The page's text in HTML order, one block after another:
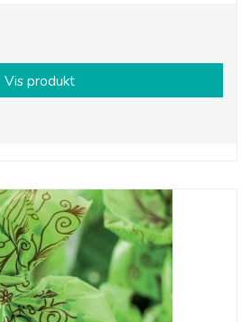
Vis produkt